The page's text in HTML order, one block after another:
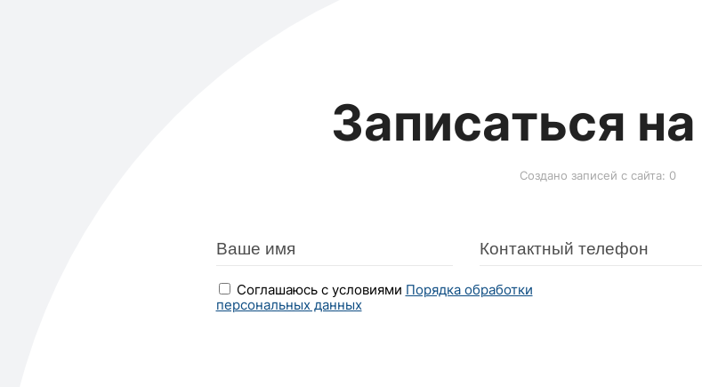
Записаться
Создано записей с сайта: 0
Соглашаюсь с условиями Порядка обработки
персональных данных